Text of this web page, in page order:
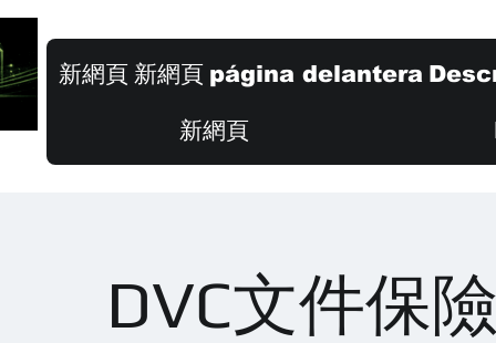
新網頁 新網頁 página delantera
新網頁
DVC文件保